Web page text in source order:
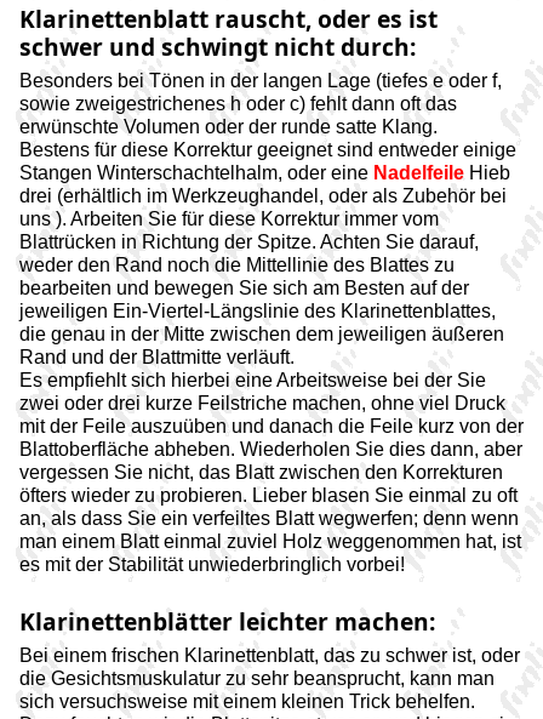
Klarinettenblatt rauscht, oder es ist
schwer und schwingt nicht durch:
Besonders bei Tönen in der langen Lage (tiefes e oder f,
sowie zweigestrichenes h oder c) fehlt dann oft das
erwünschte Volumen oder der runde satte Klang.
Bestens für diese Korrektur geeignet sind entweder einige
Stangen Winterschachtelhalm, oder eine Nadelfeile Hieb
drei (erhältlich im Werkzeughandel, oder als Zubehör bei
uns ). Arbeiten Sie für diese Korrektur immer vom
Blattrücken in Richtung der Spitze. Achten Sie darauf,
weder den Rand noch die Mittellinie des Blattes zu
bearbeiten und bewegen Sie sich am Besten auf der
jeweiligen Ein-Viertel-Längslinie des Klarinettenblattes,
die genau in der Mitte zwischen dem jeweiligen äußeren
Rand und der Blattmitte verläuft.
Es empfiehlt sich hierbei eine Arbeitsweise bei der Sie
zwei oder drei kurze Feilstriche machen, ohne viel Druck
mit der Feile auszuüben und danach die Feile kurz von der
Blattoberfläche abheben. Wiederholen Sie dies dann, aber
vergessen Sie nicht, das Blatt zwischen den Korrekturen
öfters wieder zu probieren. Lieber blasen Sie einmal zu oft
an, als dass Sie ein verfeiltes Blatt wegwerfen; denn wenn
man einem Blatt einmal zuviel Holz weggenommen hat, ist
es mit der Stabilität unwiederbringlich vorbei!
Klarinettenblätter leichter machen:
Bei einem frischen Klarinettenblatt, das zu schwer ist, oder
die Gesichtsmuskulatur zu sehr beansprucht, kann man
sich versuchsweise mit einem kleinen Trick behelfen.